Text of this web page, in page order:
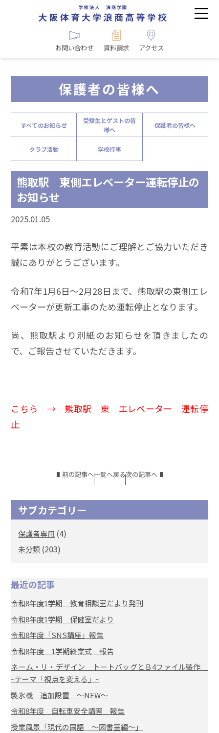
お問い合わせ 資料請求 アクセス
保護者の皆様へ
すべてのお知らせ
受験生とゲストの皆
様へ
保護者の皆様へ
クラブ活動 学校行事
熊取駅 東側エレベーター運転停止の
お知らせ
2025.01.05
平素は本校の教育活動にご理解とご協力いただき
誠にありがとうございます。
令和7年1月6日～2月28日まで、熊取駅の東側エレ
ベーターが更新工事のため運転停止となります。
尚、熊取駅より別紙のお知らせを頂きましたの
で、ご報告させていただきます。
こちら → 熊取駅 東 エレベーター 運転停
止
前の記事へ一覧へ戻る次の記事へ
サブカテゴリー
保護者専用 (4)
未分類 (203)
最近の記事
令和8年度1学期 教育相談室だより発刊
令和8年度1学期 保健室だより
令和8年度「SNS講座」報告
令和8年度 1学期終業式 報告
ネーム・リ・デザイン トートバッグとＢ4ファイル製作
~テーマ「視点を変える」~
製氷機 追加設置 ～NEW～
令和8年度 自転車安全講習 報告
授業風景「現代の国語 ～図書室編～」